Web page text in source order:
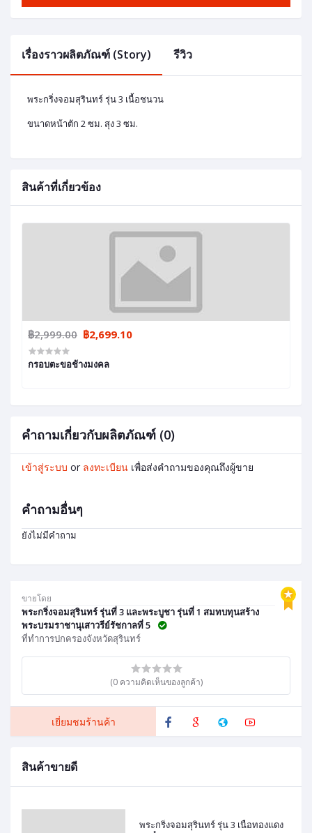
ขายโดย
พระกริ่งจอมสุรินทร์ รุ่นที่ 3 และพระบูชา รุ่นที่ 1 สมทบทุนสร้าง
พระบรมราชานุเสาวรีย์รัชกาลที่ 5
ที่ทำการปกครองจังหวัดสุรินทร์
(0 ความคิดเห็นของลูกค้า)
เยี่ยมชมร้านค้า
สินค้าขายดี
พระกริ่งจอมสุรินทร์ รุ่น 3 เนื้อทองแดง
เรื่องราวผลิตภัณฑ์ (Story) รีวิว
พระกริ่งจอมสุรินทร์ รุ่น 3 เนื้อชนวน
ขนาดหน้าตัก 2 ซม. สุง 3 ซม.
สินค้าที่เกี่ยวข้อง
฿2,999.00 ฿2,699.10
กรอบตะขอช้างมงคล
คำถามเกี่ยวกับผลิตภัณฑ์ (0)
เข้าสู่ระบบ or ลงทะเบียน เพื่อส่งคำถามของคุณถึงผู้ขาย
คำถามอื่นๆ
ยังไม่มีคำถาม